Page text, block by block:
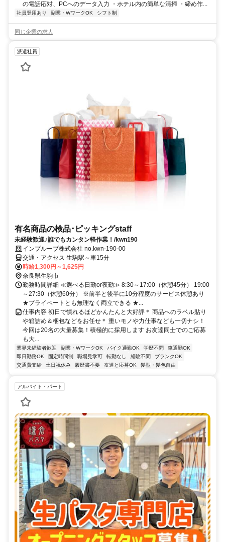
の電話応対、PCへのデータ入力 ・ホテル内の簡単な清掃 ・締め作...
社員登用あり 副業・WワークOK シフト制
同じ企業の求人
派遣社員
有名商品の検品･ピッキングstaff
未経験歓迎♪誰でもカンタン軽作業！/kwn190
インプルーブ株式会社 no.kwn-190-00
交通・アクセス 生駒駅～車15分
時給1,300円～1,625円
奈良県生駒市
勤務時間詳細 ≪選べる日勤or夜勤≫ 8:30～17:00（休憩45分） 19:00
～27:30（休憩60分） ※前半と後半に10分程度のサービス休憩あり
★プライベートとも無理なく両立できる ★...
仕事内容 初日で慣れるほどかんたんと大好評＊ 商品へのラベル貼り
や箱詰め＆梱包などをお任せ＊ 重いモノや力仕事なども一切ナシ！
今回は20名の大量募集！積極的に採用します お友達同士でのご応募
も大...
業界未経験者歓迎 副業・WワークOK バイク通勤OK 学歴不問
車通勤OK
即日勤務OK
固定時間制 職場見学可 転勤なし 経験不問
ブランクOK
交通費支給
土日祝休み 履歴書不要 友達と応募OK 髪型・髪色自由
アルバイト・パート